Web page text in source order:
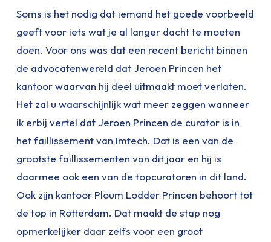
Soms is het nodig dat iemand het goede voorbeeld
geeft voor iets wat je al langer dacht te moeten
doen. Voor ons was dat een recent bericht binnen
de advocatenwereld dat Jeroen Princen het
kantoor waarvan hij deel uitmaakt moet verlaten.
Het zal u waarschijnlijk wat meer zeggen wanneer
ik erbij vertel dat Jeroen Princen de curator is in
het faillissement van Imtech. Dat is een van de
grootste faillissementen van dit jaar en hij is
daarmee ook een van de topcuratoren in dit land.
Ook zijn kantoor Ploum Lodder Princen behoort tot
de top in Rotterdam. Dat maakt de stap nog
opmerkelijker daar zelfs voor een groot